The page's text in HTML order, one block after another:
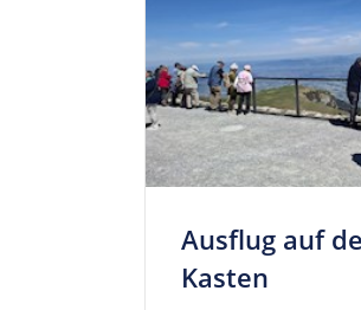
Aus­flug auf
Kasten